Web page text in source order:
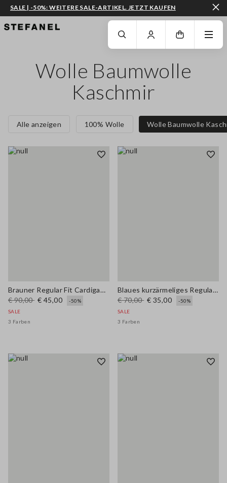
ZUM HAUPTINHALT SPRINGEN GEHEN SIE ZUM ENDE DER SEITE
SALE | -50%: WEITERE SALE-ARTIKEL. JETZT KAUFEN
Wolle Baumwolle
Kaschmir
Alle anzeigen 100% Wolle Wolle Baumwolle
Brauner Regular Fit Cardigan aus Woll-Baumwollmischung
€ 90,00 € 45,00
-50%
SALE
3 Farben
Blaues kurzärmeliges Regular-Fit-Pullover aus Wollmischung
€ 70,00 € 35,00
-50%
SALE
3 Farben